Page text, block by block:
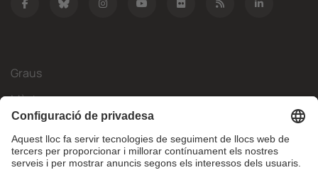
Graus
Màsters
Mobilitat Internacional
Recerca